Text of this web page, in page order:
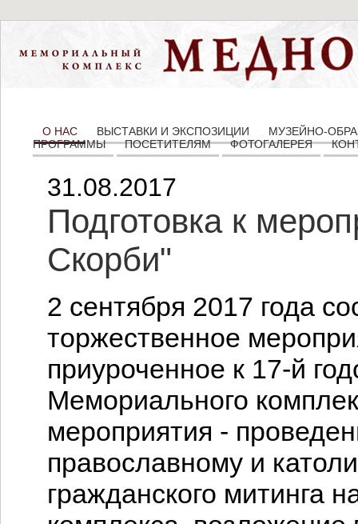
О НАС ВЫСТАВКИ И ЭКСПОЗИЦИИ
МУЗЕЙНО-
ПРОГРАММЫ
ПОСЕТИТЕЛЯМ ФОТОГАЛЕРЕЯ
31.08.2017
Подготовка к
Скорби"
2 сентября 2017 года
торжественное
приуроченное к 17-й
Мемориального
мероприятия -
православному и
гражданского митинга